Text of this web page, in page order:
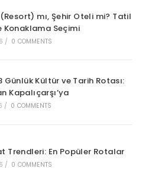
mı, Şehir Oteli mi? Tatil
Konaklama Seçimi
/ 0 COMMENTS
Günlük Kültür ve Tarih Rotası:
Kapalıçarşı’ya
/ 0 COMMENTS
Trendleri: En Popüler Rotalar
/ 0 COMMENTS